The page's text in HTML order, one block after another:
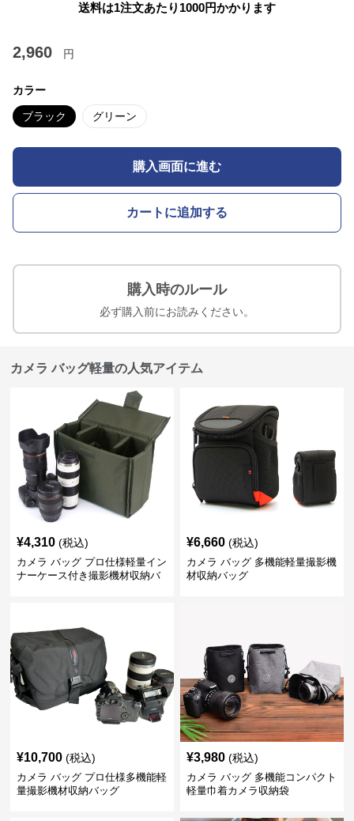
送料は1注文あたり 1000円かかります
2,960 円
カラー
ブラック グリーン
購入画面に進む
カートに追加する
購入時のルール
必ず購入前にお読みください。
カメラ バッグ軽量の人気アイテム
¥4,310 (税込)
カメラ バッグ プロ仕様軽量イン
ナーケース付き撮影機材収納バ
¥6,660 (税込)
カメラ バッグ 多機能軽量撮影機
材収納バッグ
¥10,700 (税込)
カメラ バッグ プロ仕様多機能軽
量撮影機材収納バッグ
¥3,980 (税込)
カメラ バッグ 多機能コンパクト
軽量巾着カメラ収納袋